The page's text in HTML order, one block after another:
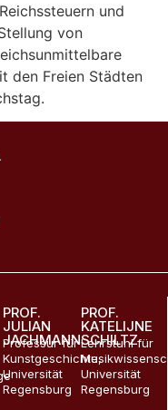
und
von
den Freien Städten
PROF.
JULIAN
JACHMANN
Professur für
Kunstgeschichte,
Universität
Regensburg
PROF.
KATELIJNE
SCHILTZ
Lehrstuhl für
Universität
Regensburg